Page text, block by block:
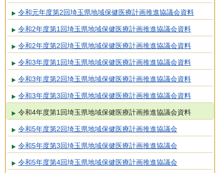
令和元年度第2回埼玉県地域保健医療計画推進協議会資料
令和2年度第1回埼玉県地域保健医療計画推進協議会資料
令和2年度第2回埼玉県地域保健医療計画推進協議会資料
令和3年度第1回埼玉県地域保健医療計画推進協議会資料
令和3年度第2回埼玉県地域保健医療計画推進協議会資料
令和3年度第3回埼玉県地域保健医療計画推進協議会資料
令和4年度第1回埼玉県地域保健医療計画推進協議会資料
令和5年度第2回埼玉県地域保健医療計画推進協議会
令和5年度第3回埼玉県地域保健医療計画推進協議会
令和5年度第4回埼玉県地域保健医療計画推進協議会